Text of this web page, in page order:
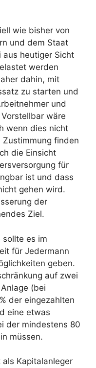
wie bisher von
und dem Staat
heutiger Sicht
werden
dahin, mit
zu starten und
und
wäre
wenn dies nicht
finden
die Einsicht
für
ist und dass
gehen wird.
der
Ziel.
sollte es im
für Jedermann
geben.
auf zwei
(bei
der eingezahlten
eine etwas
der mindestens 80
müssen.
Kapitalanleger